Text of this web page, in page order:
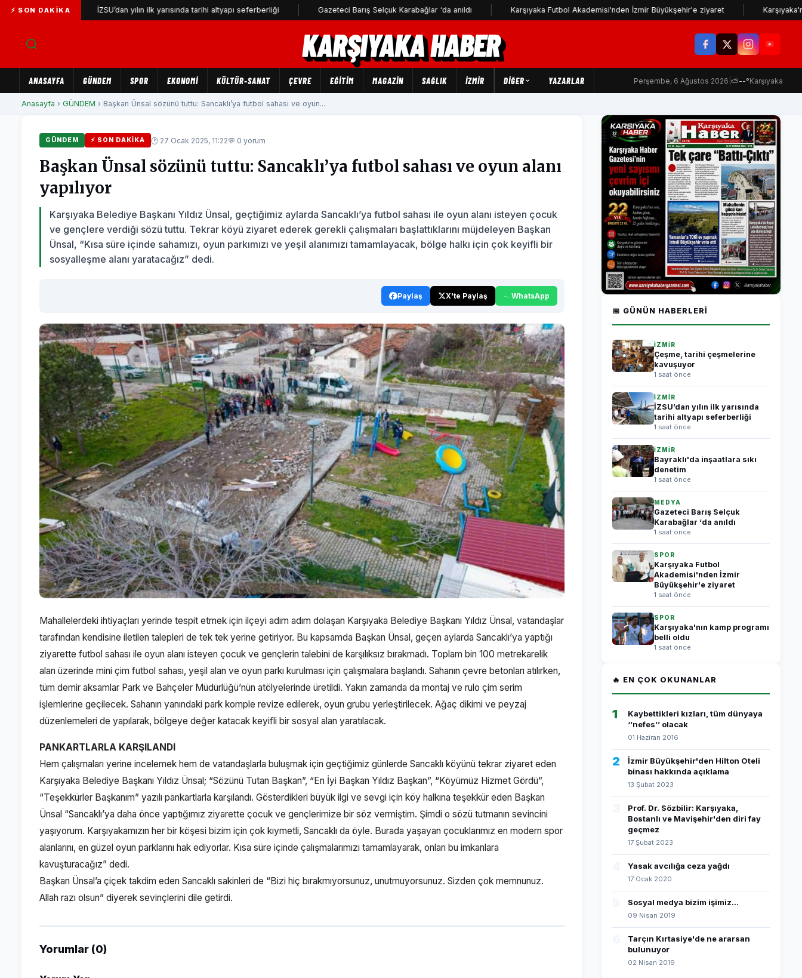
⚡ SON DAKIKAİZSU’dan yılın ilk yarısında tarihi altyapı seferberliği Gazeteci Barış Selçuk Karabağlar ‘da anıldı Karşıyaka Futbol Akademisi'nden İzmir Büyükşehir'e ziyaret Karşıyaka'nın
KARŞIYAKA HABER
ANASAYFA GÜNDEM SPOR EKONOMİ KÜLTÜR-SANAT ÇEVRE EĞİTİM MAGAZİN SAĞLIK İZMİR DIĞER YAZARLAR Perşembe, 6 Ağustos 2026 ⛅--°Karşıyaka
Anasayfa › GÜNDEM › Başkan Ünsal sözünü tuttu: Sancaklı’ya futbol sahası ve oyun...
GÜNDEM ⚡ SON DAKIKA 🕐 27 Ocak 2025, 11:22💬 0 yorum
Başkan Ünsal sözünü tuttu: Sancaklı’ya futbol sahası ve oyun alanı
yapılıyor
Karşıyaka Belediye Başkanı Yıldız Ünsal, geçtiğimiz aylarda Sancaklı’ya futbol sahası ile oyun alanı isteyen çocuk
ve gençlere verdiği sözü tuttu. Tekrar köyü ziyaret ederek gerekli çalışmaları başlattıklarını müjdeleyen Başkan
Ünsal, “Kısa süre içinde sahamızı, oyun parkımızı ve yeşil alanımızı tamamlayacak, bölge halkı için çok keyifli bir
sosyalleşme alanı yaratacağız” dedi.
Paylaş X'te Paylaş WhatsApp
Mahallelerdeki ihtiyaçları yerinde tespit etmek için ilçeyi adım adım dolaşan Karşıyaka Belediye Başkanı Yıldız Ünsal, vatandaşlar
tarafından kendisine iletilen talepleri de tek tek yerine getiriyor. Bu kapsamda Başkan Ünsal, geçen aylarda Sancaklı’ya yaptığı
ziyarette futbol sahası ile oyun alanı isteyen çocuk ve gençlerin talebini de karşılıksız bırakmadı. Toplam bin 100 metrekarelik
alan üzerinde mini çim futbol sahası, yeşil alan ve oyun parkı kurulması için çalışmalara başlandı. Sahanın çevre betonları atılırken,
tüm demir aksamlar Park ve Bahçeler Müdürlüğü’nün atölyelerinde üretildi. Yakın zamanda da montaj ve rulo çim serim
işlemlerine geçilecek. Sahanın yanındaki park komple revize edilerek, oyun grubu yerleştirilecek. Ağaç dikimi ve peyzaj
düzenlemeleri de yapılarak, bölgeye değer katacak keyifli bir sosyal alan yaratılacak.
PANKARTLARLA KARŞILANDI
Hem çalışmaları yerine incelemek hem de vatandaşlarla buluşmak için geçtiğimiz günlerde Sancaklı köyünü tekrar ziyaret eden
Karşıyaka Belediye Başkanı Yıldız Ünsal; “Sözünü Tutan Başkan”, “En İyi Başkan Yıldız Başkan”, “Köyümüz Hizmet Gördü”,
“Teşekkürler Başkanım” yazılı pankartlarla karşılandı. Gösterdikleri büyük ilgi ve sevgi için köy halkına teşekkür eden Başkan
Ünsal “Sancaklı’ya daha önce yaptığımız ziyarette çocuk ve gençlerimize bir söz vermiştim. Şimdi o sözü tutmanın sevincini
yaşıyorum. Karşıyakamızın her bir köşesi bizim için çok kıymetli, Sancaklı da öyle. Burada yaşayan çocuklarımız en modern spor
alanlarını, en güzel oyun parklarını hak ediyorlar. Kısa süre içinde çalışmalarımızı tamamlayarak, onları bu imkanlara
kavuşturacağız” dedi.
Başkan Ünsal’a çiçek takdim eden Sancaklı sakinleri de “Bizi hiç bırakmıyorsunuz, unutmuyorsunuz. Sizden çok memnunuz.
Allah razı olsun” diyerek sevinçlerini dile getirdi.
Yorumlar (0)
📅 GÜNÜN HABERLERI
İZMİR
Çeşme, tarihi çeşmelerine
kavuşuyor
1 saat önce
İZMİR
İZSU’dan yılın ilk yarısında
tarihi altyapı seferberliği
1 saat önce
İZMİR
Bayraklı'da inşaatlara sıkı
denetim
1 saat önce
MEDYA
Gazeteci Barış Selçuk
Karabağlar ‘da anıldı
1 saat önce
SPOR
Karşıyaka Futbol
Akademisi'nden İzmir
Büyükşehir'e ziyaret
1 saat önce
SPOR
Karşıyaka'nın kamp programı
belli oldu
1 saat önce
🔥 EN ÇOK OKUNANLAR
1
Kaybettikleri kızları, tüm dünyaya
‘’nefes’’ olacak
01 Haziran 2016
2
İzmir Büyükşehir'den Hilton Oteli
binası hakkında açıklama
13 Şubat 2023
Prof. Dr. Sözbilir: Karşıyaka,
Bostanlı ve Mavişehir'den diri fay
geçmez
17 Şubat 2023
Yasak avcılığa ceza yağdı
17 Ocak 2020
Sosyal medya bizim işimiz...
09 Nisan 2019
Tarçın Kırtasiye'de ne ararsan
bulunuyor
02 Nisan 2019